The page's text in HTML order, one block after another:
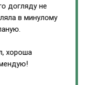
догляду не
в минулому
хороша